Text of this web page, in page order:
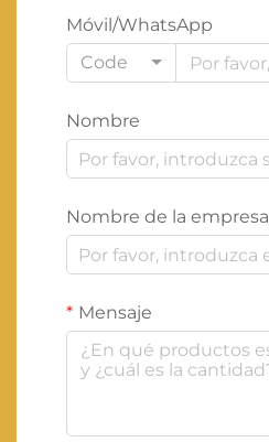
Móvil/WhatsApp
Code
Nombre
Nombre de la empresa
Mensaje